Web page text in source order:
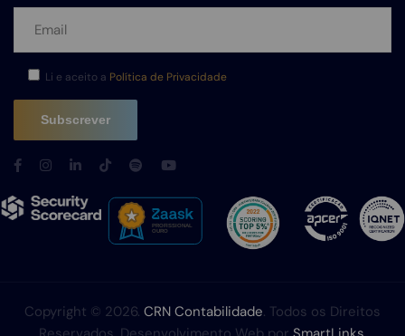
Li e aceito a Política de Privacidade
Copyright © 2026. CRN Contabilidade. Todos os Direitos